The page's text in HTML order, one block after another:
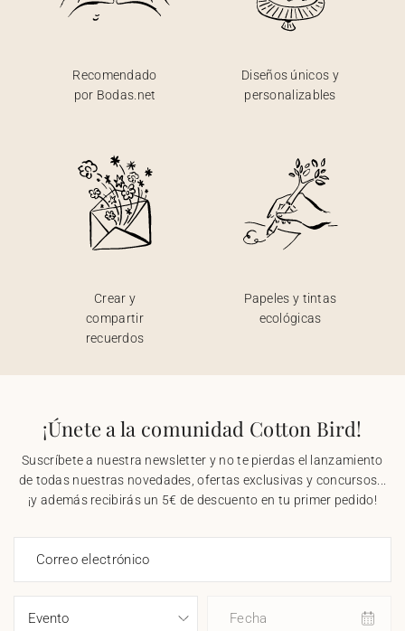
Recomendado
por Bodas.net
Diseños únicos y
personalizables
Crear y
compartir
recuerdos
Papeles y tintas
ecológicas
¡Únete a la comunidad Cotton Bird!
Suscríbete a nuestra newsletter y no te pierdas el lanzamiento
de todas nuestras novedades, ofertas exclusivas y concursos...
¡y además recibirás un 5€ de descuento en tu primer pedido!
Correo electrónico
Fecha